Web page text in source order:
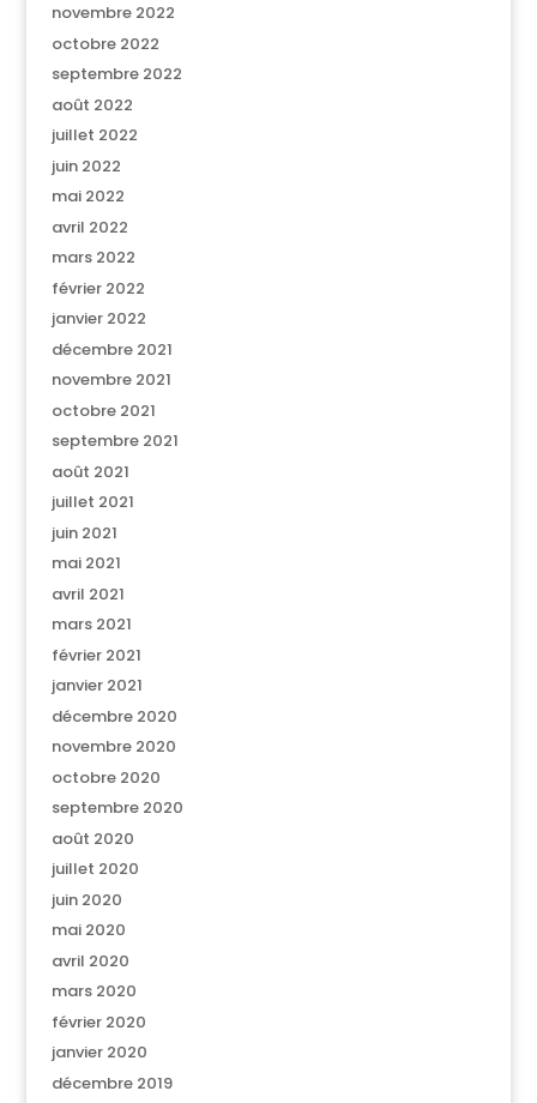
novembre 2022
octobre 2022
septembre 2022
août 2022
juillet 2022
juin 2022
mai 2022
avril 2022
mars 2022
février 2022
janvier 2022
décembre 2021
novembre 2021
octobre 2021
septembre 2021
août 2021
juillet 2021
juin 2021
mai 2021
avril 2021
mars 2021
février 2021
janvier 2021
décembre 2020
novembre 2020
octobre 2020
septembre 2020
août 2020
juillet 2020
juin 2020
mai 2020
avril 2020
mars 2020
février 2020
janvier 2020
décembre 2019